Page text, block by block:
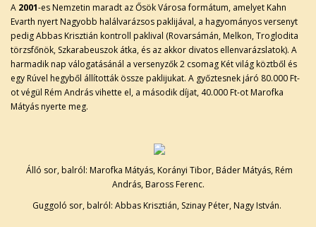
A 2001-es Nemzetin maradt az Ősök Városa formátum, amelyet Kahn
Evarth nyert Nagyobb halálvarázsos paklijával, a hagyományos versenyt
pedig Abbas Krisztián kontroll paklival (Rovarsámán, Melkon, Troglodita
törzsfőnök, Szkarabeuszok átka, és az akkor divatos ellenvarázslatok). A
harmadik nap válogatásánál a versenyzők 2 csomag Két világ köztből és
egy Rúvel hegyből állították össze paklijukat. A győztesnek járó 80.000 Ft-
ot végül Rém András vihette el, a második díjat, 40.000 Ft-ot Marofka
Mátyás nyerte meg.
Álló sor, balról: Marofka Mátyás, Korányi Tibor, Báder Mátyás, Rém
András, Baross Ferenc.
Guggoló sor, balról: Abbas Krisztián, Szinay Péter, Nagy István.